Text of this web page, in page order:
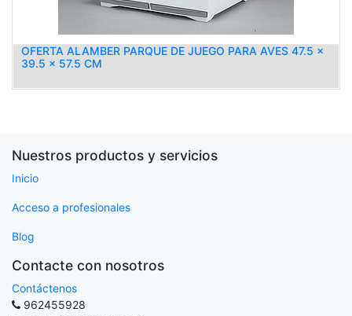
OFERTA ALAMBER PARQUE DE JUEGO PARA AVES 47.5 x
39.5 x 57.5 CM
Nuestros productos y servicios
Inicio
Acceso a profesionales
Blog
Contacte con nosotros
Contáctenos
962455928